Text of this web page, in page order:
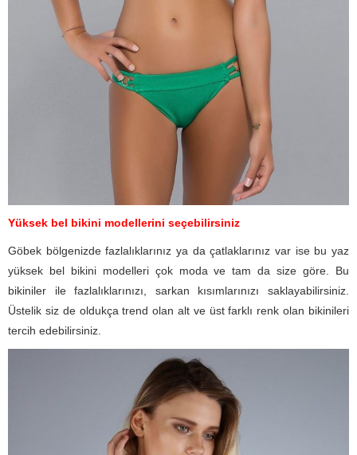
Yüksek bel bikini modellerini seçebilirsiniz
Göbek bölgenizde fazlalıklarınız ya da çatlaklarınız var ise bu yaz
yüksek bel bikini modelleri çok moda ve tam da size göre. Bu
bikiniler ile fazlalıklarınızı, sarkan kısımlarınızı saklayabilirsiniz.
Üstelik siz de oldukça trend olan alt ve üst farklı renk olan bikinileri
tercih edebilirsiniz.